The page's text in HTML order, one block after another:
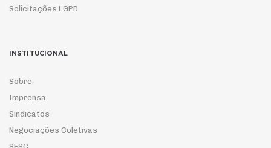
Solicitações LGPD
INSTITUCIONAL
Sobre
Imprensa
Sindicatos
Negociações Coletivas